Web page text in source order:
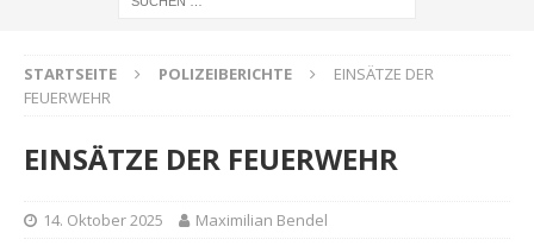
STARTSEITE POLIZEIBERICHTE
EINSÄTZE DER
FEUERWEHR
EINSÄTZE DER FEUERWEHR
14. Oktober 2025 Maximilian Bendel